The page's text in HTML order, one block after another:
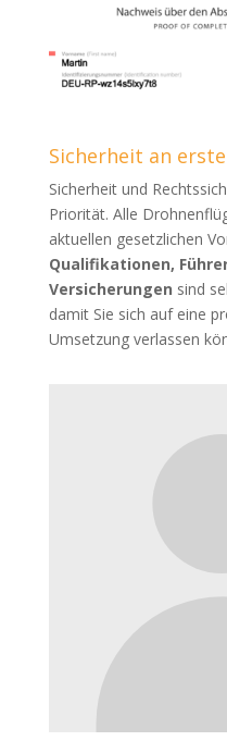
Sicherheit an
Sicherheit und
Priorität. Alle
aktuellen gesetzlichen
Qualifikationen,
Versicherungen sind
damit Sie sich auf eine
Umsetzung verlassen